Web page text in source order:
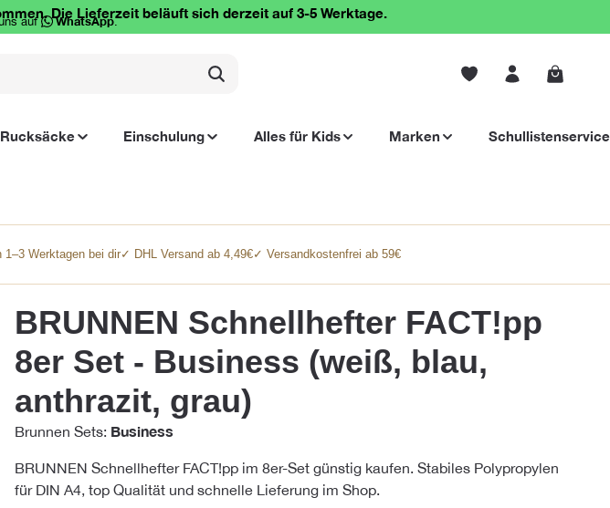
Die Lieferzeit beläuft sich derzeit auf 3-5 Werktage.
auf WhatsApp.
Einschulung Alles für Kids Marken Schullistenservice
1–3 Werktagen bei dir✓ DHL Versand ab 4,49€✓ Versandkostenfrei ab 59€
BRUNNEN Schnellhefter FACT!pp
8er Set - Business (weiß, blau,
anthrazit, grau)
Brunnen Sets: Business
BRUNNEN Schnellhefter FACT!pp im 8er-Set günstig kaufen. Stabiles Polypropylen
für DIN A4, top Qualität und schnelle Lieferung im Shop.